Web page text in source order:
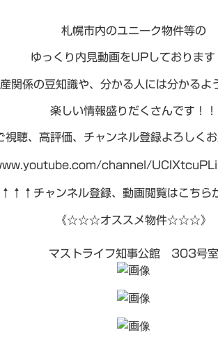
札幌市内のユニーク物件等の
ゆっくり内見動画をUPしております
関係の豆知識や、分かる人には分かるよ
楽しい情報盛りだくさんです！！
視聴、高評価、チャンネル登録よろしく
channel/
↑↑↑チャンネル登録、動画閲覧はこち
《☆☆☆オススメ物件☆☆☆》
マストライフ知事公館 303号室